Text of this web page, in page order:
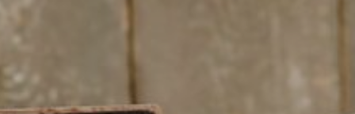
Contact